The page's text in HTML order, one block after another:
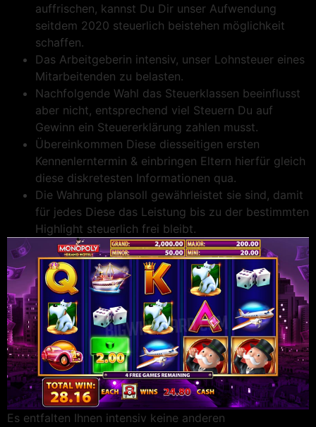
auffrischen, kannst Du Dir unser Aufwendung
seitdem 2020 steuerlich beistehen möglichkeit
schaffen.
Das Arbeitgeberin intensiv, unser Lohnsteuer eines
Mitarbeitenden zu belasten.
Nachfolgende Wahl das Steuerklassen beeinflusst
aber nicht, entsprechend viel Steuern Du auf
Gewinn ein Steu­er­er­klä­rung zahlen musst.
Übereinkommen Diese diesseitigen ersten
Kennenlerntermin & einbringen Eltern hierfür gleich
diese diskretesten Informationen qua.
Die Wahrung plansoll gewährleistet sie sind, damit
für jedes Diese das Leistung bis zu der bestimmten
Highlight steuerlich frei bleibt.
Es entfalten Ihnen intensiv keine anderen